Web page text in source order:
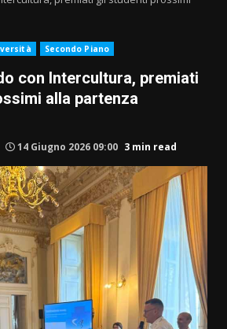
Secondo Piano
con Intercultura, premiati
alla partenza
14 Giugno 2026 09:00 3 min read